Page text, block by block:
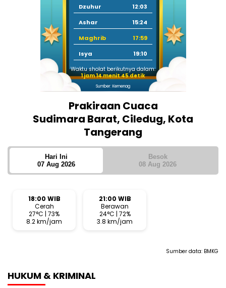
Dzuhur
12:03
Ashar
15:24
Maghrib
17:59
Isya
19:10
Waktu sholat berikutnya dalam:
1 jam 14 menit 44 detik
Sumber: Kemenag
Prakiraan Cuaca
Sudimara Barat, Ciledug, Kota
Tangerang
Hari Ini
07 Aug 2026
Besok
08 Aug 2026
18:00 WIB
Cerah
27°C | 73%
8.2 km/jam
21:00 WIB
Berawan
24°C | 72%
3.8 km/jam
Sumber data: BMKG
HUKUM & KRIMINAL